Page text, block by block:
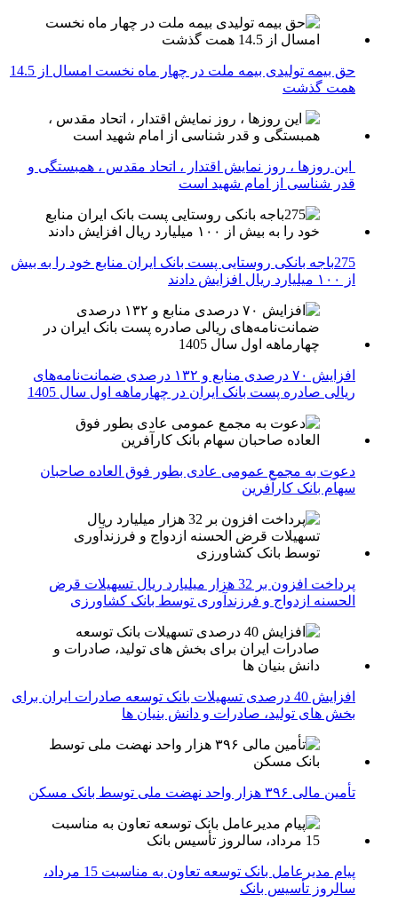
حق بیمه تولیدی بیمه ملت در چهار ماه نخست امسال از 14.5
همت گذشت
این روزها ، روز نمایش اقتدار ، اتحاد مقدس ، همبستگی و
قدر شناسی از امام شهید است
275باجه بانکی روستایی پست بانک ایران منابع خود را به بیش
از ۱۰۰ میلیارد ریال افزایش دادند
افزایش ۷۰ درصدی منابع و ۱۳۲ درصدی ضمانت‌نامه‌های
ریالی صادره پست بانک ایران در چهارماهه اول سال 1405
دعوت به مجمع عمومی عادی بطور فوق العاده صاحبان
سهام بانک کارآفرین
پرداخت افزون بر 32 هزار میلیارد ریال تسهیلات قرض
الحسنه ازدواج و فرزندآوری توسط بانک کشاورزی
افزایش 40 درصدی تسهیلات بانک توسعه صادرات ایران برای
بخش های تولید، صادرات و دانش بنیان ها
تأمین مالی ۳۹۶ هزار واحد نهضت ملی توسط بانک مسکن
پیام مدیرعامل بانک توسعه تعاون به مناسبت 15 مرداد،
سالروز تأسیس بانک